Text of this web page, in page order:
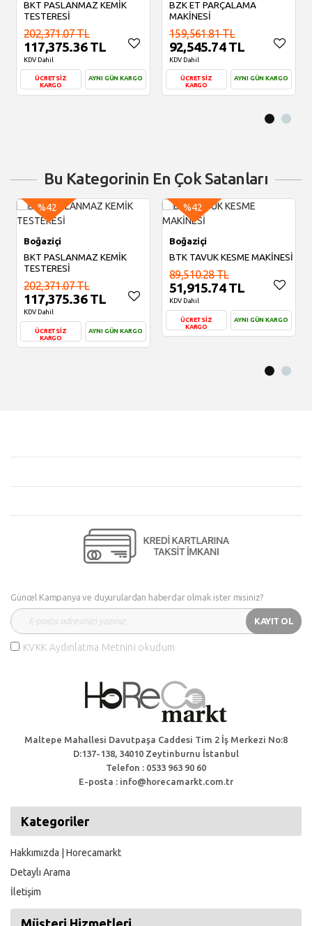
BKT PASLANMAZ KEMİK
TESTERESİ
202,371.07 TL
117,375.36 TL
KDV Dahil
ÜCRETSİZ
KARGO
AYNI GÜN KARGO
BZK ET PARÇALAMA
MAKİNESİ
159,561.81 TL
92,545.74 TL
KDV Dahil
ÜCRETSİZ
KARGO
AYNI GÜN KARGO
Bu Kategorinin En Çok Satanları
%42
Boğaziçi
BKT PASLANMAZ KEMİK
TESTERESİ
202,371.07 TL
117,375.36 TL
KDV Dahil
ÜCRETSİZ
KARGO
AYNI GÜN KARGO
%42
Boğaziçi
BTK TAVUK KESME MAKİNESİ
89,510.28 TL
51,915.74 TL
KDV Dahil
ÜCRETSİZ
KARGO
AYNI GÜN KARGO
Güncel Kampanya ve duyurulardan haberdar olmak ister misiniz?
KAYIT OL
KVKK Aydınlatma Metnini okudum
Maltepe Mahallesi Davutpaşa Caddesi Tim 2 İş Merkezi No:8
D:137-138, 34010 Zeytinburnu İstanbul
Telefon : 0533 963 90 60
E-posta : info@horecamarkt.com.tr
Kategoriler
Hakkımızda | Horecamarkt
Detaylı Arama
İletişim